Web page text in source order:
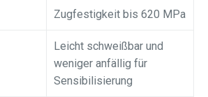
Zugfestigkeit bis 620 MPa
Leicht schweißbar und
weniger anfällig für
Sensibilisierung